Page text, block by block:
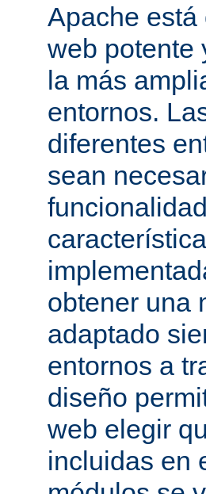
Apache está
web potente
la más
entornos.
diferentes
sean
obtener una
adaptado
entornos a
diseño
web elegir
incluidas en